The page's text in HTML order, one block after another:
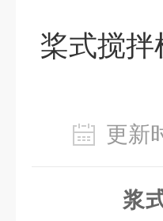
桨式搅拌
更
浆